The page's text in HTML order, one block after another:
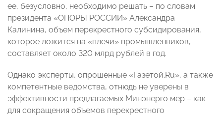
ее, безусловно, необходимо решать – по словам
президента «ОПОРЫ РОССИИ» Александра
Калинина, объем перекрестного субсидирования,
которое ложится на «плечи» промышленников,
составляет около 320 млрд рублей в год.
Однако эксперты, опрошенные «Газетой.Ru», а также
компетентные ведомства, отнюдь не уверены в
эффективности предлагаемых Минэнерго мер – как
для сокращения объемов перекрестного